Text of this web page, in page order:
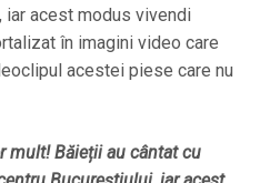
acest modus vivendi
în imagini video care
acestei piese care nu
mult! Băieții au cântat cu